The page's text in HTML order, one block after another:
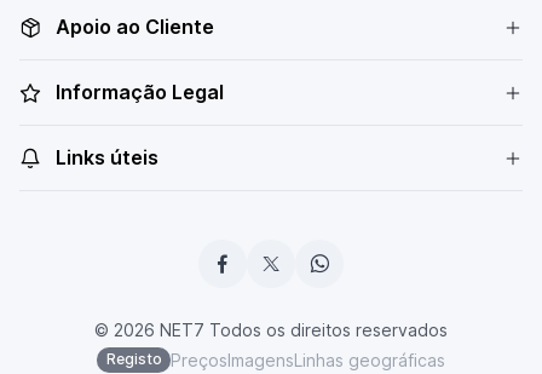
Apoio ao Cliente
Informação Legal
Links úteis
© 2026 NET7 Todos os direitos reservados
Registo PreçosImagensLinhas geográficas